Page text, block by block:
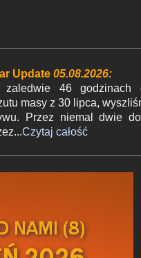
Update 05.08.2026:
46 godzinach
masy z 30 lipca,
Przez niemal dwie
Czytaj całość